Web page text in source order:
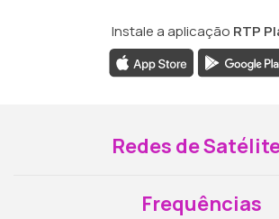
Instale a aplicação RTP
Redes de
Frequências